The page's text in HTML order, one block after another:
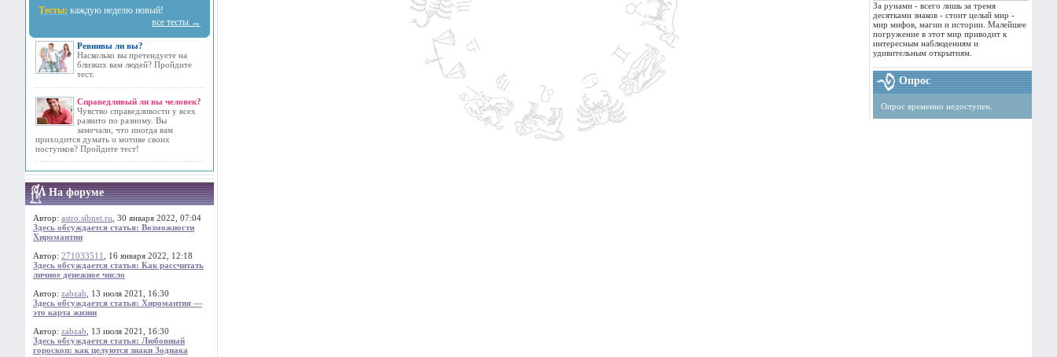
Тесты: каждую неделю новый!
все тесты →
Ревнивы ли вы?
Насколько вы претендуете на
близких вам людей? Пройдите
тест.
Справедливый ли вы человек?
Чувство справедливости у всех
развито по разному. Вы
замечали, что иногда вам
приходится думать о мотиве своих
поступков? Пройдите тест!
На форуме
Автор: astro.sibnet.ru , 30 января 2022, 07:04
Здесь обсуждается статья: Возможности
Хиромантии
Автор: 271033511
, 16 января 2022, 12:18
Здесь обсуждается статья: Как рассчитать
личное денежное число
Автор: zabzab , 13 июля 2021, 16:30
Здесь обсуждается статья: Хиромантия —
это карта жизни
Автор: zabzab , 13 июля 2021, 16:30
Здесь обсуждается статья: Любовный
гороскоп: как целуются знаки Зодиака
За рунами - всего лишь за тремя
десятками знаков - стоит целый мир -
мир мифов, магии и истории. Малейшее
погружение в этот мир приводит к
интересным наблюдениям и
удивительным открытиям.
Опрос
Опрос временно недоступен.